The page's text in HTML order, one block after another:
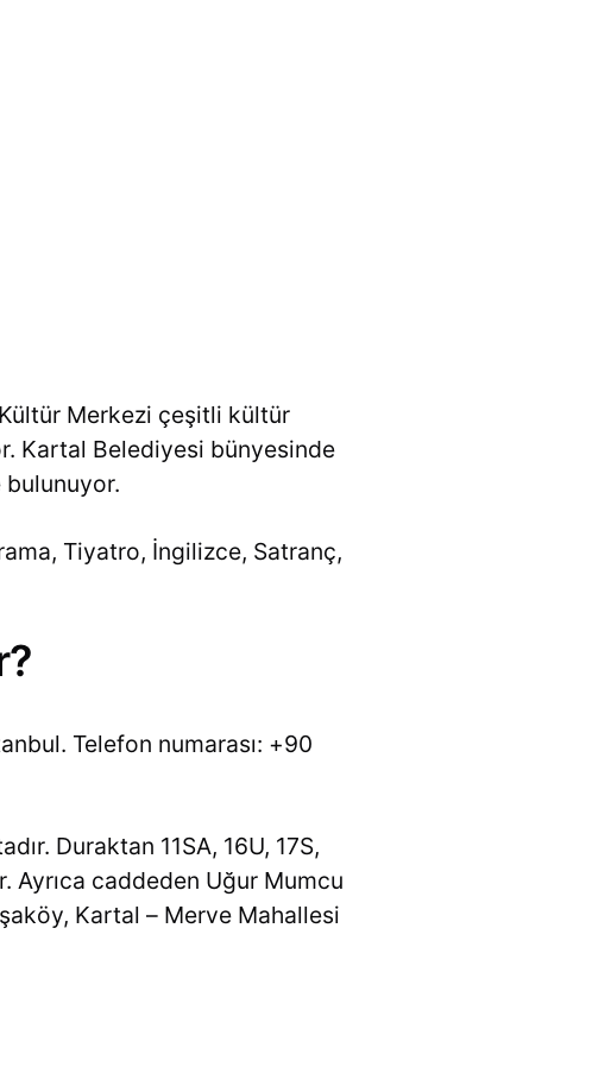
Merkezi çeşitli kültür
Kartal Belediyesi bünyesinde
Tiyatro, İngilizce, Satranç,
Telefon numarası: +90
Duraktan 11SA, 16U, 17S,
Ayrıca caddeden Uğur Mumcu
Kartal – Merve Mahallesi